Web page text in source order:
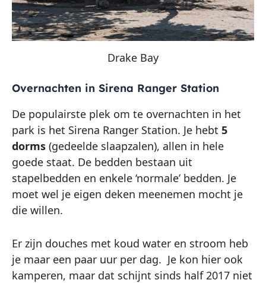
Drake Bay
Overnachten in Sirena Ranger Station
De populairste plek om te overnachten in het
park is het Sirena Ranger Station. Je hebt 5
dorms (gedeelde slaapzalen), allen in hele
goede staat. De bedden bestaan uit
stapelbedden en enkele ‘normale’ bedden. Je
moet wel je eigen deken meenemen mocht je
die willen.
Er zijn douches met koud water en stroom heb
je maar een paar uur per dag. Je kon hier ook
kamperen, maar dat schijnt sinds half 2017 niet